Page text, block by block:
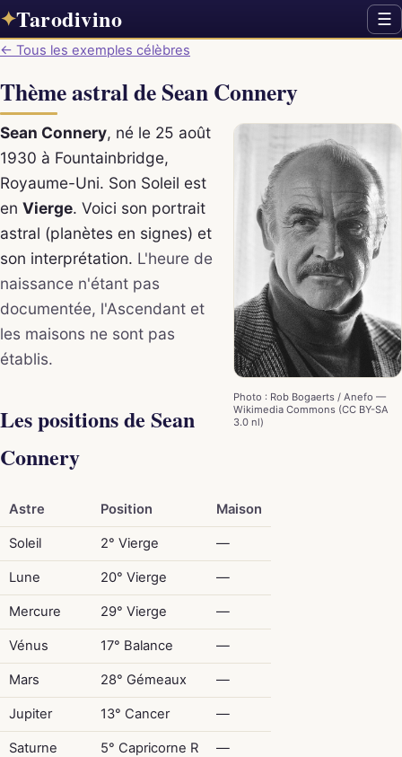
✦Tarodivino ☰
← Tous les exemples célèbres
Thème astral de Sean Connery
Photo : Rob Bogaerts / Anefo —
Wikimedia Commons (CC BY-SA
3.0 nl)
Sean Connery, né le 25 août
1930 à Fountainbridge,
Royaume-Uni. Son Soleil est
en Vierge. Voici son portrait
astral (planètes en signes) et
son interprétation. L'heure de
naissance n'étant pas
documentée, l'Ascendant et
les maisons ne sont pas
établis.
Les positions de Sean
Connery
Astre Position Maison
Soleil 2° Vierge —
Lune 20° Vierge —
Mercure 29° Vierge —
Vénus 17° Balance —
Mars 28° Gémeaux —
Jupiter 13° Cancer —
Saturne 5° Capricorne R —